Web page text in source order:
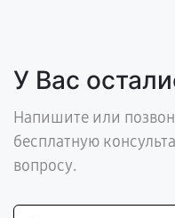
У Вас
Напишите или
бесплатную
вопросу.